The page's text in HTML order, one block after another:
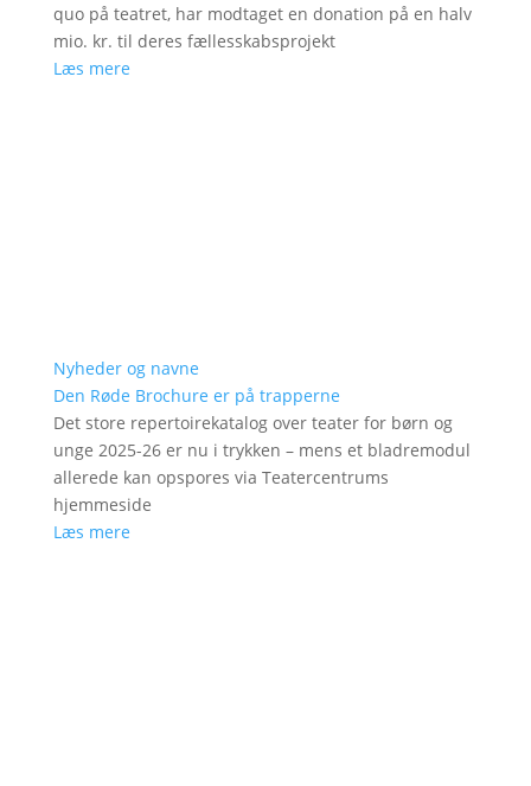
quo på teatret, har modtaget en donation på en halv
mio. kr. til deres fællesskabsprojekt
Læs mere
Nyheder og navne
Den Røde Brochure er på trapperne
Det store repertoirekatalog over teater for børn og
unge 2025-26 er nu i trykken – mens et bladremodul
allerede kan opspores via Teatercentrums
hjemmeside
Læs mere